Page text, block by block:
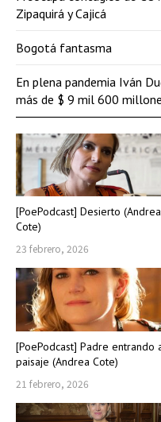
[PoePodcast] Desierto (Andrea
Cote)
23 febrero, 2026
[PoePodcast] Padre entrando
paisaje (Andrea Cote)
21 febrero, 2026
Zipaquirá y Cajicá
Bogotá fantasma
En plena pandemia Iván
más de $ 9 mil 600